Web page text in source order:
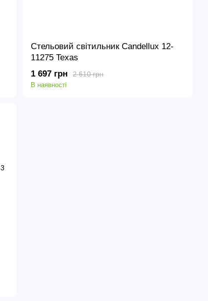
Стельовий світильник Candellux 12-
11275 Texas
2 610 грн
1 697 грн
В наявності